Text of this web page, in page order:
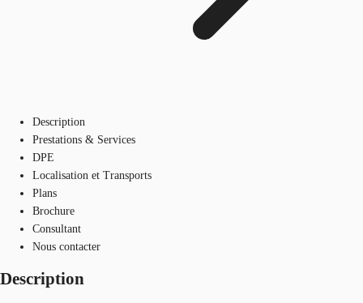
Description
Prestations & Services
DPE
Localisation et Transports
Plans
Brochure
Consultant
Nous contacter
Description